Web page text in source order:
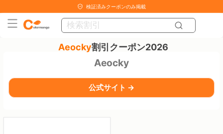
検証済みクーポンのみ掲載
Aeocky割引クーポン2026
Aeocky
公式サイト →